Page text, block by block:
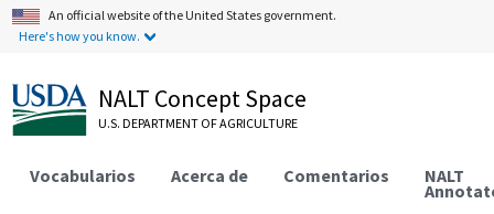
An official website of the United States government.
Here's how you know.
NALT Concept Space
U.S. DEPARTMENT OF AGRICULTURE
Vocabularios Acerca de Comentarios NALT